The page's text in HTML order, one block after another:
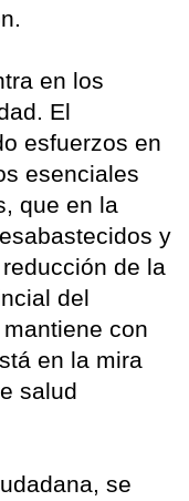
en los
El
esfuerzos en
esenciales
que en la
y
de la
del
con
en la mira
salud
se